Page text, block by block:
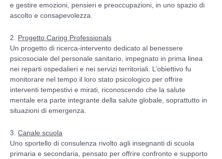
e gestire emozioni, pensieri e preoccupazioni, in uno spazio di
ascolto e consapevolezza.
2. Progetto Caring Professionals
Un progetto di ricerca-intervento dedicato al benessere
psicosociale del personale sanitario, impegnato in prima linea
nei reparti ospedalieri e nei servizi territoriali. L’obiettivo fu
monitorare nel tempo il loro stato psicologico per offrire
interventi tempestivi e mirati, riconoscendo che la salute
mentale era parte integrante della salute globale, soprattutto in
situazioni di emergenza.
3. Canale scuola
Uno sportello di consulenza rivolto agli insegnanti di scuola
primaria e secondaria, pensato per offrire confronto e supporto